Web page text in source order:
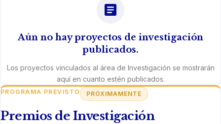
Aún no hay proyectos de investigación
publicados.
Los proyectos vinculados al área de Investigación se mostrarán
aquí en cuanto estén publicados.
PROGRAMA PREVISTO PRÓXIMAMENTE
Premios de Investigación